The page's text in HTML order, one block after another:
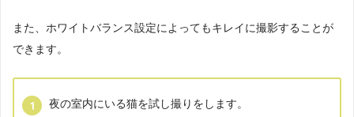
また、ホワイトバランス設定によってもキレイに撮影することが
できます。
夜の室内にいる猫を試し撮りをします。